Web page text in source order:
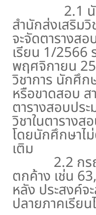
2.1 นักศึ
สำนักส่งเสริมวิ
จะจัดตารางส
เรียน 1/2566
พฤศจิกายน
วิชาการ นักศึ
หรือขาดสอบ
ตารางสอบปร
วิชาในตาราง
โดยนักศึกษาไ
เติม
2.2 กรณี
ตกค้าง เช่น
หลัง ประสงค์จ
ปลายภาคเรีย